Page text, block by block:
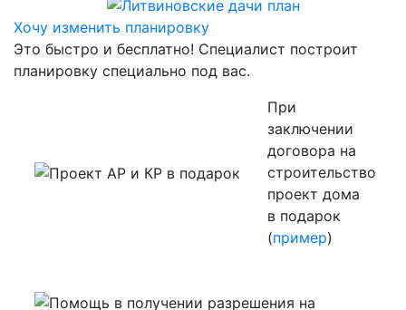
Хочу изменить планировку
Это быстро и бесплатно! Специалист построит
планировку специально под вас.
При
заключении
договора на
строительство
проект дома
в подарок
(пример)